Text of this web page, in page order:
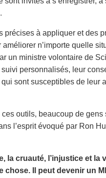
précises à appliquer et des
n’importe quelle
un ministre volontaire de
personnalisés, leur
sont susceptibles de leur
outils, beaucoup de gens
l’esprit évoqué par Ron
la cruauté, l’injustice et la
Il peut devenir un